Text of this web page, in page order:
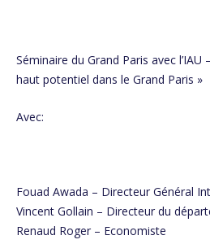
Séminaire du Grand Paris avec
haut potentiel dans le Grand Paris »
Avec:
Fouad Awada – Directeur Général
Vincent Gollain – Directeur du
Renaud Roger – Economiste